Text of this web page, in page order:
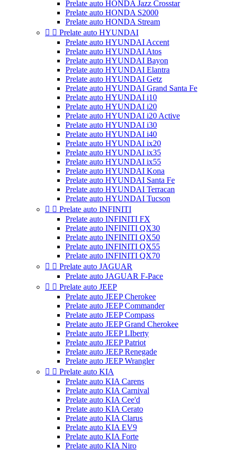
Prelate auto HONDA Jazz Crosstar
Prelate auto HONDA S2000
Prelate auto HONDA Stream
  Prelate auto HYUNDAI
Prelate auto HYUNDAI Accent
Prelate auto HYUNDAI Atos
Prelate auto HYUNDAI Bayon
Prelate auto HYUNDAI Elantra
Prelate auto HYUNDAI Getz
Prelate auto HYUNDAI Grand Santa Fe
Prelate auto HYUNDAI i10
Prelate auto HYUNDAI i20
Prelate auto HYUNDAI i20 Active
Prelate auto HYUNDAI i30
Prelate auto HYUNDAI i40
Prelate auto HYUNDAI ix20
Prelate auto HYUNDAI ix35
Prelate auto HYUNDAI ix55
Prelate auto HYUNDAI Kona
Prelate auto HYUNDAI Santa Fe
Prelate auto HYUNDAI Terracan
Prelate auto HYUNDAI Tucson
  Prelate auto INFINITI
Prelate auto INFINITI FX
Prelate auto INFINITI QX30
Prelate auto INFINITI QX50
Prelate auto INFINITI QX55
Prelate auto INFINITI QX70
  Prelate auto JAGUAR
Prelate auto JAGUAR F-Pace
  Prelate auto JEEP
Prelate auto JEEP Cherokee
Prelate auto JEEP Commander
Prelate auto JEEP Compass
Prelate auto JEEP Grand Cherokee
Prelate auto JEEP LIberty
Prelate auto JEEP Patriot
Prelate auto JEEP Renegade
Prelate auto JEEP Wrangler
  Prelate auto KIA
Prelate auto KIA Carens
Prelate auto KIA Carnival
Prelate auto KIA Cee'd
Prelate auto KIA Cerato
Prelate auto KIA Clarus
Prelate auto KIA EV9
Prelate auto KIA Forte
Prelate auto KIA Niro